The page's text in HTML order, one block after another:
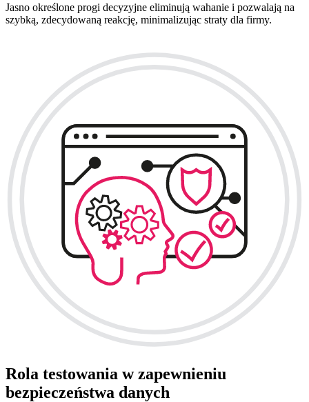
Jasno określone progi decyzyjne eliminują wahanie i pozwalają na
szybką, zdecydowaną reakcję, minimalizując straty dla firmy.
Rola testowania w zapewnieniu
bezpieczeństwa danych